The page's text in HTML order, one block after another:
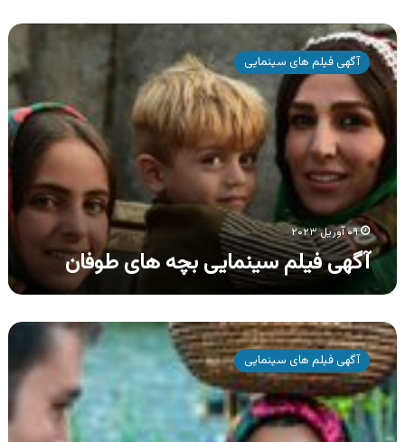
آگهی
فیلم
سینمایی
بچه
های
طوفان
آگهی فیلم های سینمایی
۰۹ آوریل ۲۰۲۳
آگهی فیلم سینمایی بچه های طوفان
آگهی
فیلم
سینمایی
بچه
های
طوفان
آگهی فیلم های سینمایی